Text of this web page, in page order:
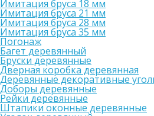
Имитация бруса 18 мм
Имитация бруса 21 мм
Имитация бруса 28 мм
Имитация бруса 35 мм
Погонаж
Багет деревянный
Бруски деревянные
Дверная коробка деревянная
Деревянные декоративные
Доборы деревянные
Рейки деревянные
Штапики оконные деревянные